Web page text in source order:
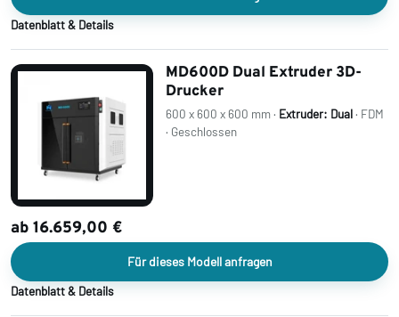
Datenblatt & Details
MD600D Dual Extruder 3D-
Drucker
600 x 600 x 600 mm · Extruder: Dual· FDM
· Geschlossen
ab 16.659,00 €
Für dieses Modell anfragen
Datenblatt & Details